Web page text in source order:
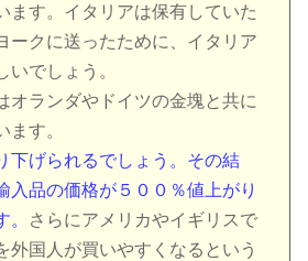
ます。イタリアは保有していた
ークに送ったために、イタリア
いでしょう。
オランダやドイツの金塊と共に
ます。
下げられるでしょう。その結
入品の価格が５００％値上がり
さらにアメリカやイギリスで
外国人が買いやすくなるという